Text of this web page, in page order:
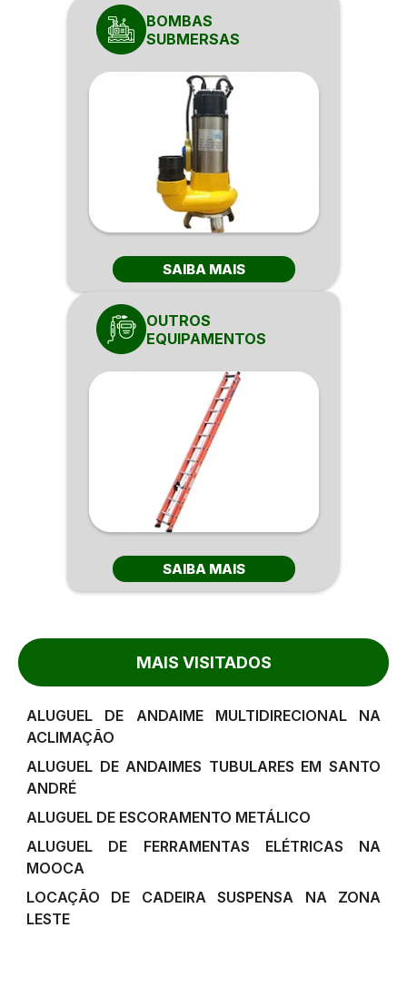
BOMBAS
SUBMERSAS
SAIBA MAIS
OUTROS
EQUIPAMENTOS
SAIBA MAIS
MAIS VISITADOS
ALUGUEL DE ANDAIME MULTIDIRECIONAL NA
ACLIMAÇÃO
ALUGUEL DE ANDAIMES TUBULARES EM SANTO
ANDRÉ
ALUGUEL DE ESCORAMENTO METÁLICO
ALUGUEL DE FERRAMENTAS ELÉTRICAS NA
MOOCA
LOCAÇÃO DE CADEIRA SUSPENSA NA ZONA
LESTE